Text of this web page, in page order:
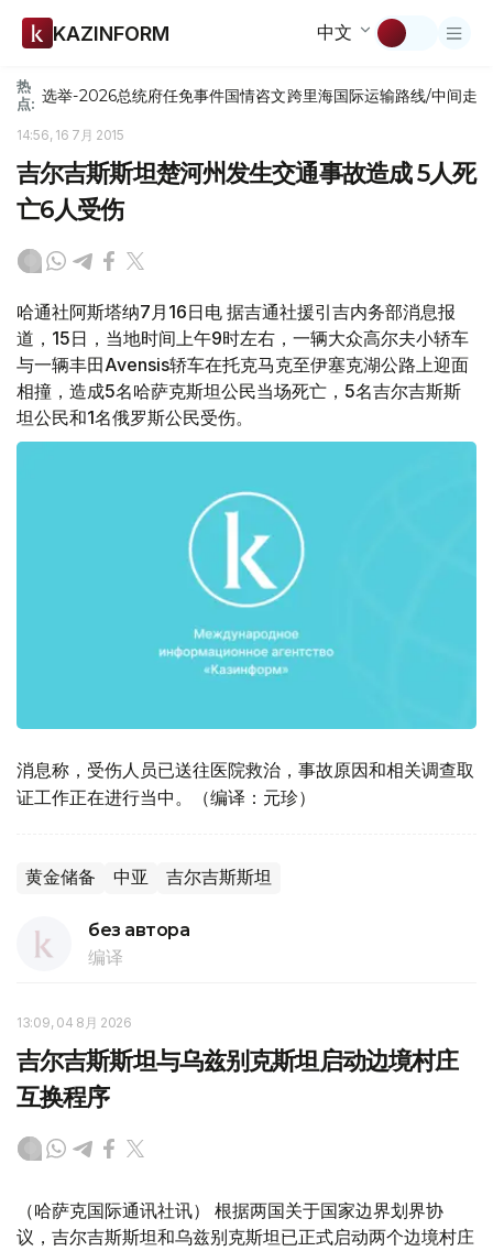
KAZINFORM 中文
热
点: 选举-2026总统府任免事件国情咨文跨里海国际运输路线/中间走廊
14:56, 16 7月 2015
吉尔吉斯斯坦楚河州发生交通事故造成 5人死
亡6人受伤
哈通社阿斯塔纳7月16日电 据吉通社援引吉内务部消息报
道，15日，当地时间上午9时左右，一辆大众高尔夫小轿车
与一辆丰田Avensis轿车在托克马克至伊塞克湖公路上迎面
相撞，造成5名哈萨克斯坦公民当场死亡，5名吉尔吉斯斯
坦公民和1名俄罗斯公民受伤。
消息称，受伤人员已送往医院救治，事故原因和相关调查取
证工作正在进行当中。（编译：元珍）
黄金储备 中亚 吉尔吉斯斯坦
без автора
编译
13:09, 04 8月 2026
吉尔吉斯斯坦与乌兹别克斯坦启动边境村庄
互换程序
（哈萨克国际通讯社讯） 根据两国关于国家边界划界协
议，吉尔吉斯斯坦和乌兹别克斯坦已正式启动两个边境村庄